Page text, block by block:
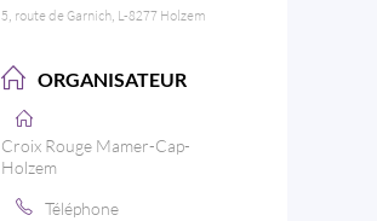
5, route de Garnich, L-8277 Holzem
ORGANISATEUR
Croix Rouge Mamer-Cap-
Holzem
Téléphone